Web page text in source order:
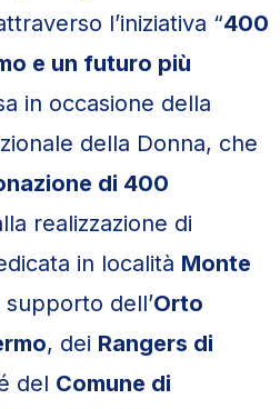
l’iniziativa “400
e un futuro più
in occasione della
della Donna, che
di 400
realizzazione di
in località Monte
supporto dell’Orto
, dei Rangers di
del Comune di